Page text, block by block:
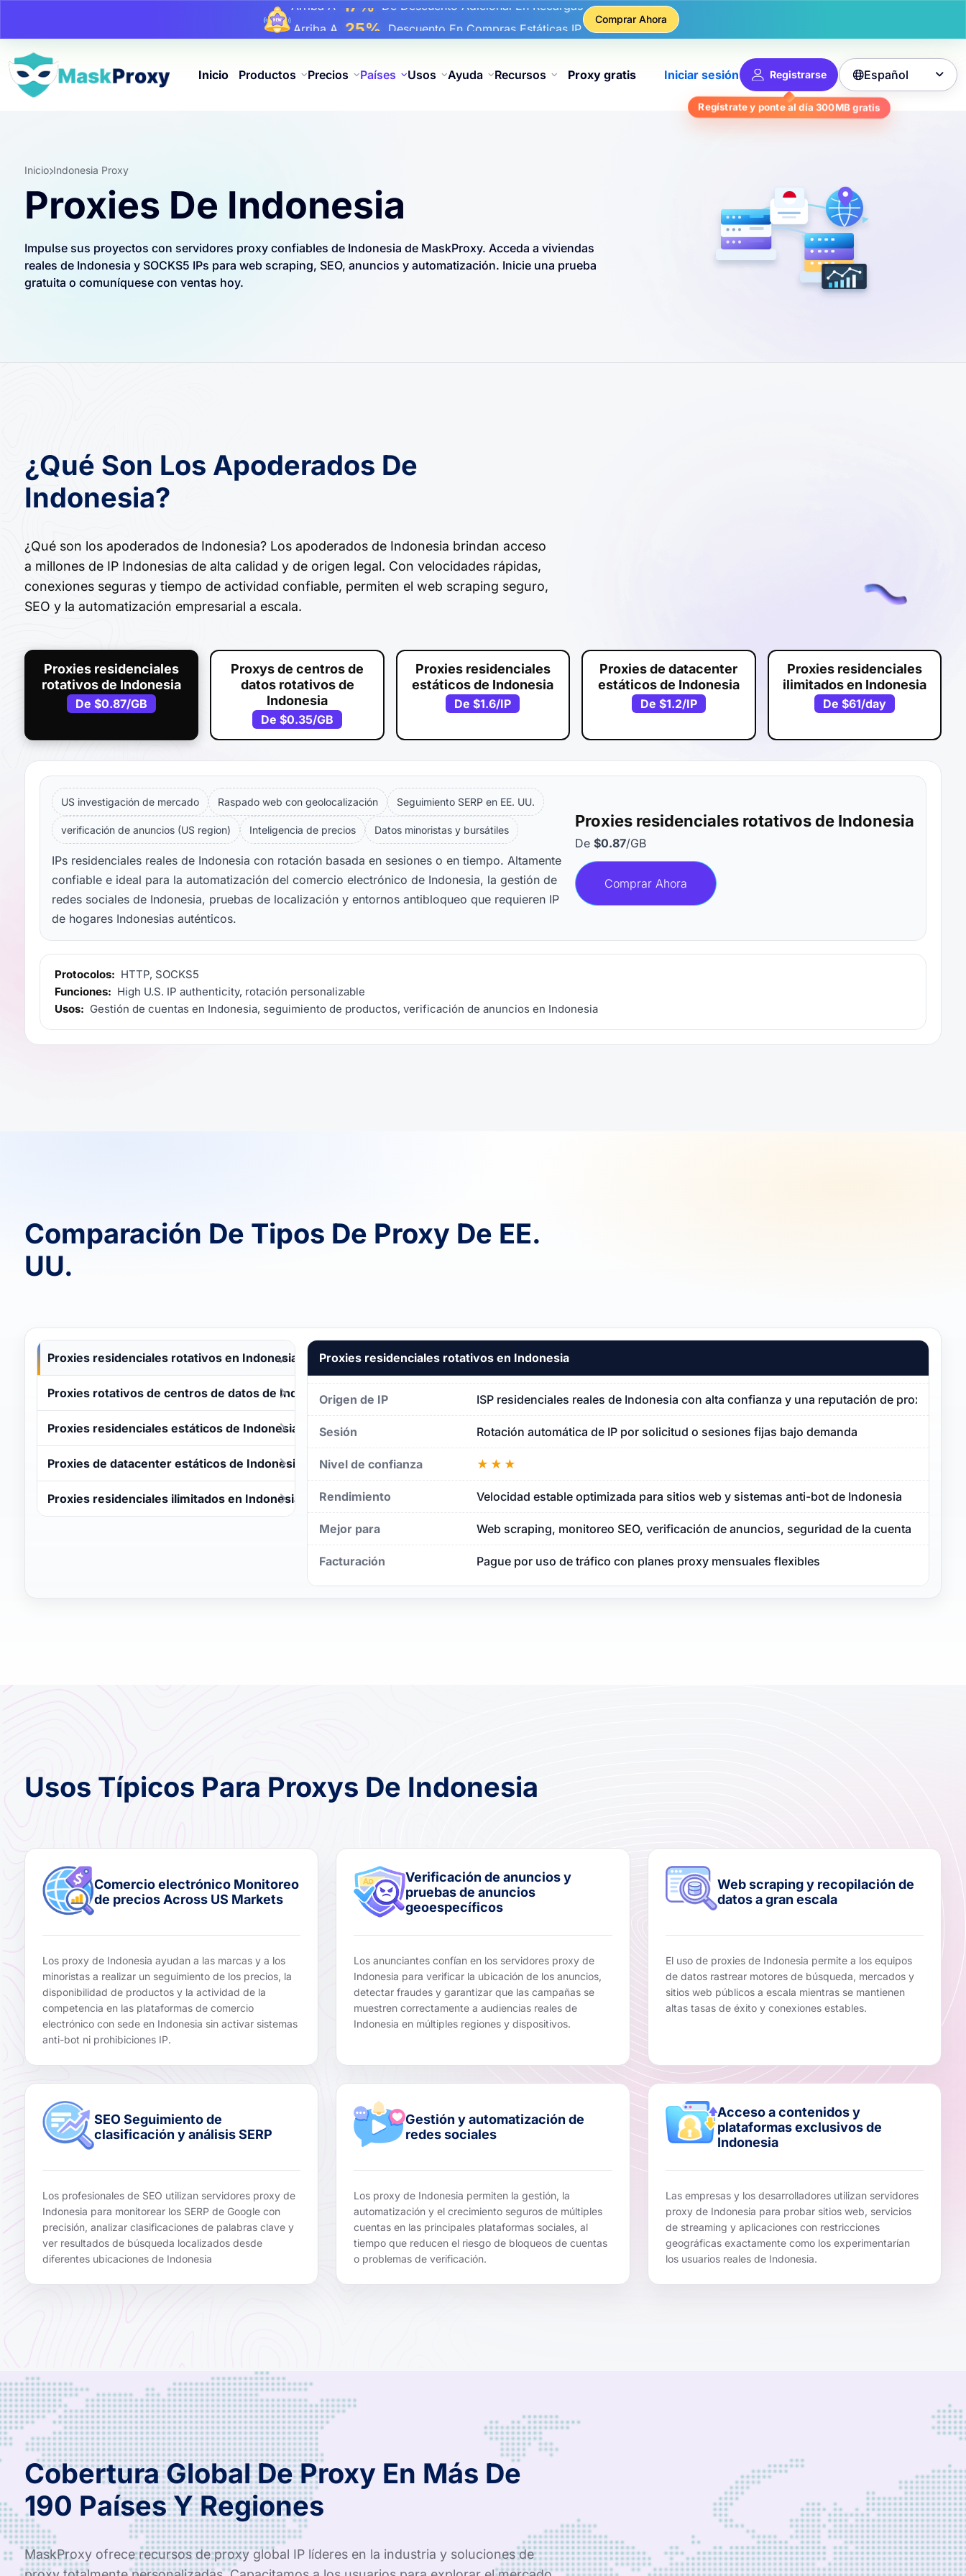
17% De Descuento Adicional En Recargas
Arriba A25%Descuento En Compras Estáticas IP
81%
Comprar Ahora
Inicio Productos Precios Países Usos Ayuda Recursos Proxy gratis Iniciar sesión Registrarse
Regístrate y ponte al día 300MBgratis
Español 
Inicio Indonesia Proxy
Proxies De Indonesia
Impulse sus proyectos con servidores proxy confiables de Indonesia de MaskProxy. Acceda a viviendas
reales de Indonesia y SOCKS5 IPs para web scraping, SEO, anuncios y automatización. Inicie una prueba
gratuita o comuníquese con ventas hoy.
¿Qué Son Los Apoderados De
Indonesia?
¿Qué son los apoderados de Indonesia? Los apoderados de Indonesia brindan acceso
a millones de IP Indonesias de alta calidad y de origen legal. Con velocidades rápidas,
conexiones seguras y tiempo de actividad confiable, permiten el web scraping seguro,
SEO y la automatización empresarial a escala.
Proxies residenciales
rotativos de Indonesia
De$0.87/GB
Proxys de centros de
datos rotativos de
Indonesia
De$0.35/GB
Proxies residenciales
estáticos de Indonesia
De$1.6/IP
Proxies de datacenter
estáticos de Indonesia
De $1.2/IP
Proxies residenciales
ilimitados en Indonesia
De $61/day
US investigación de mercado Raspado web con geolocalización Seguimiento SERP en EE. UU.
verificación de anuncios (US region) Inteligencia de precios Datos minoristas y bursátiles
IPs residenciales reales de Indonesia con rotación basada en sesiones o en tiempo. Altamente
confiable e ideal para la automatización del comercio electrónico de Indonesia, la gestión de
redes sociales de Indonesia, pruebas de localización y entornos antibloqueo que requieren IP
de hogares Indonesias auténticos.
Proxies residenciales rotativos de Indonesia
De $0.87/GB
Comprar Ahora
Protocolos: HTTP, SOCKS5
Funciones: High U.S. IP authenticity, rotación personalizable
Usos: Gestión de cuentas en Indonesia, seguimiento de productos, verificación de anuncios en Indonesia
Comparación De Tipos De Proxy De EE.
UU.
Proxies residenciales rotativos en Indonesia
Proxies rotativos de centros de datos de Indonesia
Proxies residenciales estáticos de Indonesia
Proxies de datacenter estáticos de Indonesia
Proxies residenciales ilimitados en Indonesia
Proxies residenciales rotativos en Indonesia
Origen de IP ISP residenciales reales de Indonesia con alta confianza y una reputación de proxy limpia
Sesión Rotación automática de IP por solicitud o sesiones fijas bajo demanda
Nivel de confianza ★★★
Rendimiento Velocidad estable optimizada para sitios web y sistemas anti-bot de Indonesia
Mejor para Web scraping, monitoreo SEO, verificación de anuncios, seguridad de la cuenta
Facturación Pague por uso de tráfico con planes proxy mensuales flexibles
Usos Típicos Para Proxys De Indonesia
Comercio electrónico Monitoreo
de precios Across US Markets
Los proxy de Indonesia ayudan a las marcas y a los
minoristas a realizar un seguimiento de los precios, la
disponibilidad de productos y la actividad de la
competencia en las plataformas de comercio
electrónico con sede en Indonesia sin activar sistemas
anti-bot ni prohibiciones IP.
Verificación de anuncios y
pruebas de anuncios
geoespecíficos
Los anunciantes confían en los servidores proxy de
Indonesia para verificar la ubicación de los anuncios,
detectar fraudes y garantizar que las campañas se
muestren correctamente a audiencias reales de
Indonesia en múltiples regiones y dispositivos.
Web scraping y recopilación de
datos a gran escala
El uso de proxies de Indonesia permite a los equipos
de datos rastrear motores de búsqueda, mercados y
sitios web públicos a escala mientras se mantienen
altas tasas de éxito y conexiones estables.
SEO Seguimiento de
clasificación y análisis SERP
Los profesionales de SEO utilizan servidores proxy de
Indonesia para monitorear los SERP de Google con
precisión, analizar clasificaciones de palabras clave y
ver resultados de búsqueda localizados desde
diferentes ubicaciones de Indonesia
Gestión y automatización de
redes sociales
Los proxy de Indonesia permiten la gestión, la
automatización y el crecimiento seguros de múltiples
cuentas en las principales plataformas sociales, al
tiempo que reducen el riesgo de bloqueos de cuentas
o problemas de verificación.
Acceso a contenidos y
plataformas exclusivos de
Indonesia
Las empresas y los desarrolladores utilizan servidores
proxy de Indonesia para probar sitios web, servicios
de streaming y aplicaciones con restricciones
geográficas exactamente como los experimentarían
los usuarios reales de Indonesia.
Cobertura Global De Proxy En Más De
190 Países Y Regiones
MaskProxy ofrece recursos de proxy global IP líderes en la industria y soluciones de